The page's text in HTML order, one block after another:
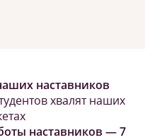
наставников
хвалят наших
наставников — 7